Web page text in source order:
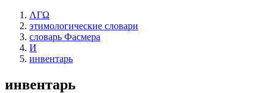
ΛΓΩ
этимологические словари
словарь Фасмера
И
инвентарь
инвентарь